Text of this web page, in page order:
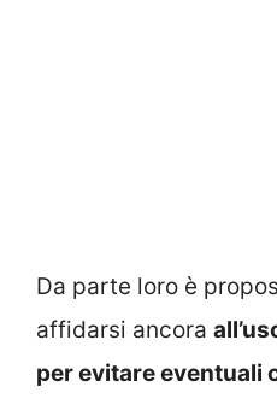
Da parte loro è
affidarsi ancora
per evitare eventuali